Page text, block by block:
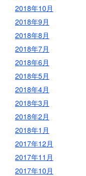
2018年10月
2018年9月
2018年8月
2018年7月
2018年6月
2018年5月
2018年4月
2018年3月
2018年2月
2018年1月
2017年12月
2017年11月
2017年10月